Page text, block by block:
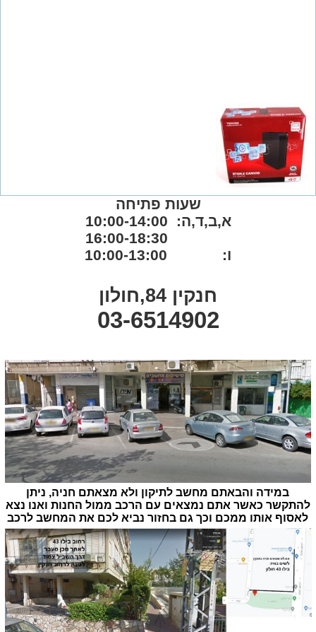
במידה והבאתם מחשב לתיקון ולא מצאתם חניה, ניתן
להתקשר כאשר אתם נמצאים עם הרכב ממול החנות ואנו נצא
לאסוף אותו ממכם וכך גם בחזור נביא לכם את המחשב לרכב
שעות פתיחה
א,ב,ד,ה: 10:00-14:00
ו: 10:00-13:00
חנקין 84,חולון
03-6514902